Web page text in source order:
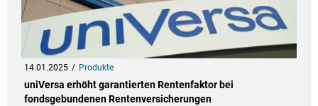
14.01.2025 Produkte
uniVersa erhöht garantierten Rentenfaktor bei
fondsgebundenen Rentenversicherungen